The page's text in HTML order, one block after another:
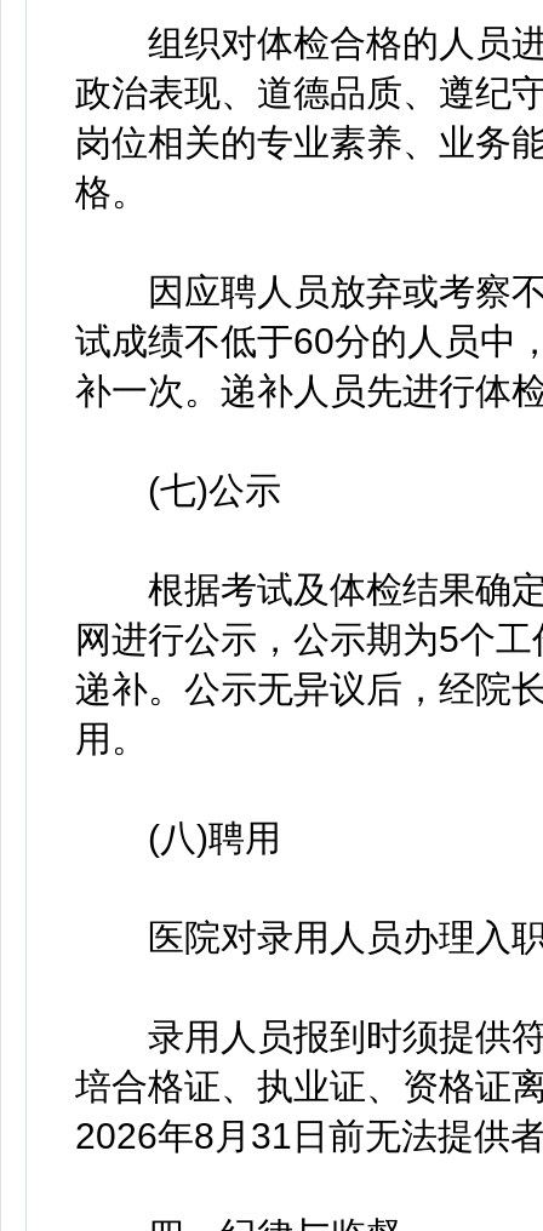
组织对体检合格的人员进
政治表现、道德品质、遵纪
岗位相关的专业素养、业务
格。
因应聘人员放弃或考察不
试成绩不低于60分的人员中
补一次。递补人员先进行体
(七)公示
根据考试及体检结果确定
网进行公示，公示期为5个
递补。公示无异议后，经院
用。
(八)聘用
医院对录用人员办理入职
录用人员报到时须提供符
培合格证、执业证、资格证
2026年8月31日前无法提供